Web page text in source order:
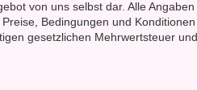
von uns selbst dar. Alle Angaben
Bedingungen und Konditionen
gesetzlichen Mehrwertsteuer und